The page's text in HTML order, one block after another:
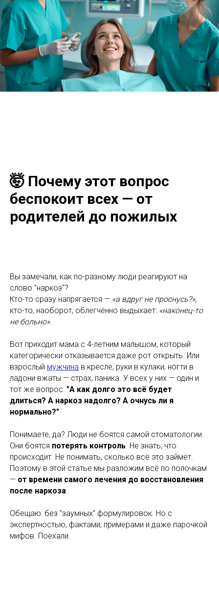
🤯 Почему этот вопрос
беспокоит всех — от
родителей до пожилых
Вы замечали, как по-разному люди реагируют на
слово "наркоз"?
Кто-то сразу напрягается — «а вдруг не проснусь?»,
кто-то, наоборот, облегчённо выдыхает: «наконец-то
не больно».
Вот приходит мама с 4-летним малышом, который
категорически отказывается даже рот открыть. Или
взрослый мужчина в кресле, руки в кулаки, ногти в
ладони вжаты — страх, паника. У всех у них — один и
тот же вопрос: "А как долго это всё будет
длиться? А наркоз надолго? А очнусь ли я
нормально?"
Понимаете, да? Люди не боятся самой стоматологии.
Они боятся потерять контроль. Не знать, что
происходит. Не понимать, сколько всё это займёт.
Поэтому в этой статье мы разложим всё по полочкам
— от времени самого лечения до восстановления
после наркоза.
Обещаю: без "заумных" формулировок. Но с
экспертностью, фактами, примерами и даже парочкой
мифов. Поехали.